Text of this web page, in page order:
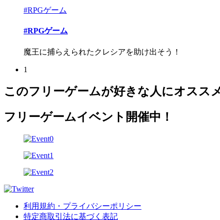
#RPGゲーム
#RPGゲーム
魔王に捕らえられたクレシアを助け出そう！
1
このフリーゲームが好きな人にオスス
フリーゲームイベント開催中！
利用規約・プライバシーポリシー
特定商取引法に基づく表記